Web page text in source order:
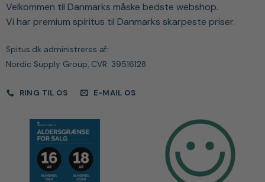
Velkommen til Danmarks måske bedste webshop.
Vi har premium spiritus til Danmarks skarpeste priser.
Spitus.dk administreres af:
Nordic Supply Group, CVR: 39516128
RING TIL OS E-MAIL OS